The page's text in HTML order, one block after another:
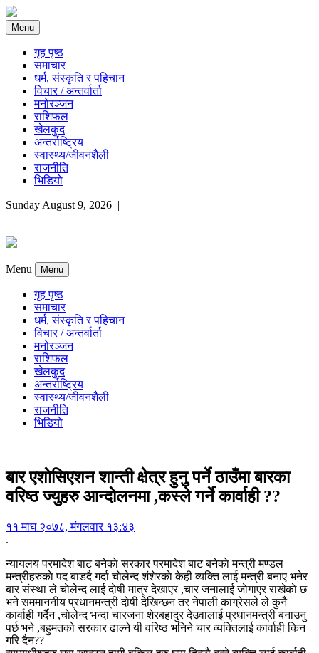
Menu
गृह पृष्ठ
समाचार
धर्म, संस्कृति र पहिचान
विचार / अन्तर्वार्ता
मनोरञ्जन
राशिफल
खेलकुद
अन्तर्राष्ट्रिय
स्वास्थ्य/जीवनशैली
राजनीति
भिडियो
Sunday August 9, 2026 |
Menu Menu
गृह पृष्ठ
समाचार
धर्म, संस्कृति र पहिचान
विचार / अन्तर्वार्ता
मनोरञ्जन
राशिफल
खेलकुद
अन्तर्राष्ट्रिय
स्वास्थ्य/जीवनशैली
राजनीति
भिडियो
बार एशाेसिएशन शान्ती क्षेत्र हुनु पर्ने ठाउँमा बारका
वरिष्ठ ज्युहरु आन्दाेलनमा ,कस्ले गर्ने कार्वाही ??
११ माघ २०७८, मंगलवार १३:४३
.
न्यायलय परमादेश बाट बनेकाे सरकार परमादेश बाट बनेकाे मन्त्री मण्डल
मन्त्रीहरुकाे पद बाडदै गर्दा चाेलेन्द शंशेरकाे केही व्यक्ति लाई मन्त्री बनाए भनेर
बार संस्था ले चाेलेन्द लाई दाेषी मात्र देखाएर ,चार जनालाई जाेगाएर राखेकाे छ
भने सममाननीय प्रधानमन्त्री दाेषी देखिन्छन तर नेपाली कांग्रेसले ले कुनै
कार्वाही गर्दैन ,चाेलेन्द भन्दा चारजना शेरबहादुर देउवालाई प्रधानमन्त्री बनाउनु
पर्छ भने ,बहुमतको सरकार ढाल्ने यी वरिष्ठ भनिने चार व्यक्तिलाई कार्वाही किन
गरि दैन??